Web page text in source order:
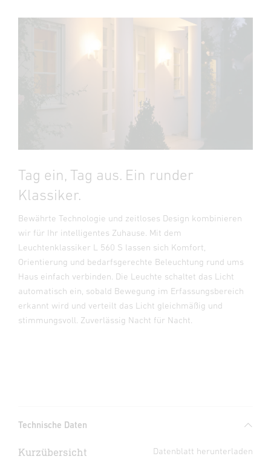
Tag ein, Tag aus. Ein runder
Klassiker.
Bewährte Technologie und zeitloses Design kombinieren
wir für Ihr intelligentes Zuhause. Mit dem
Leuchtenklassiker L 560 S lassen sich Komfort,
Orientierung und bedarfsgerechte Beleuchtung rund ums
Haus einfach verbinden. Die Leuchte schaltet das Licht
automatisch ein, sobald Bewegung im Erfassungsbereich
erkannt wird und verteilt das Licht gleichmäßig und
stimmungsvoll. Zuverlässig Nacht für Nacht.
Technische Daten
Kurzübersicht Datenblatt herunterladen